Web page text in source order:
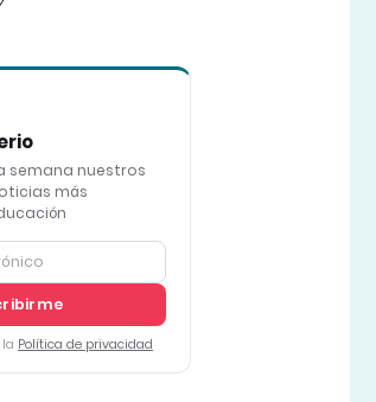
semana nuestros
más
Política de privacidad